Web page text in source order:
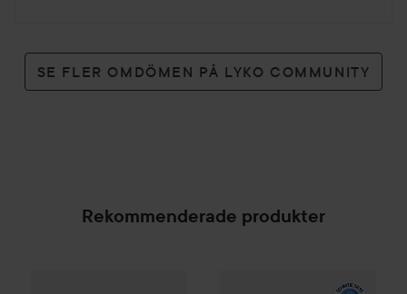
SE FLER OMDÖMEN PÅ LYKO COMMUNITY
Rekommenderade produkter
Sun Ultra Light Face